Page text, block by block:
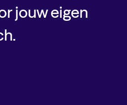
jouw eigen